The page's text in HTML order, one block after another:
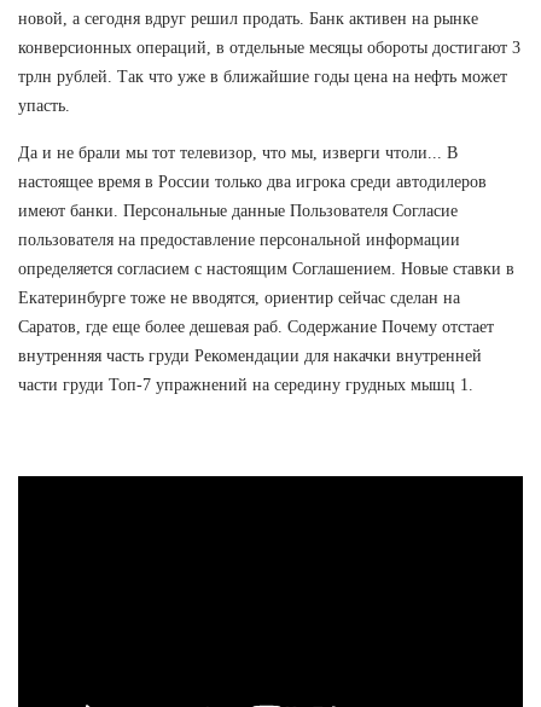
новой, а сегодня вдруг решил продать. Банк активен на рынке
конверсионных операций, в отдельные месяцы обороты достигают 3
трлн рублей. Так что уже в ближайшие годы цена на нефть может
упасть.
Да и не брали мы тот телевизор, что мы, изверги чтоли... В
настоящее время в России только два игрока среди автодилеров
имеют банки. Персональные данные Пользователя Согласие
пользователя на предоставление персональной информации
определяется согласием с настоящим Соглашением. Новые ставки в
Екатеринбурге тоже не вводятся, ориентир сейчас сделан на
Саратов, где еще более дешевая раб. Содержание Почему отстает
внутренняя часть груди Рекомендации для накачки внутренней
части груди Топ-7 упражнений на середину грудных мышц 1.